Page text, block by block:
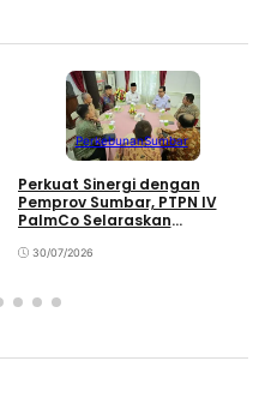
PerkebunanSumbar
Perkuat Sinergi dengan
Pemprov Sumbar, PTPN IV
PalmCo Selaraskan
Pembangunan Daerah
30/07/2026